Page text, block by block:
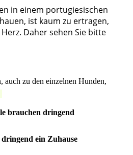
in einem portugiesischen
ist kaum zu ertragen,
Daher sehen Sie bitte
auch zu den einzelnen Hunden,
brauchen dringend
dringend ein Zuhause